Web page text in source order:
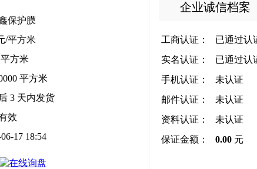
保护膜
/平方米
平方米
平方米
3 天内发货
效
17 18:54
企业诚信档案
工商认证：
已通过认
实名认证：
已通过认
手机认证：
未认证
邮件认证：
未认证
资料认证：
未认证
保证金额：
0.00 元